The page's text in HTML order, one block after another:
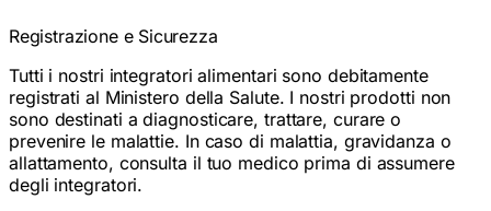
Registrazione e Sicurezza
Tutti i nostri integratori alimentari sono debitamente
registrati al Ministero della Salute. I nostri prodotti non
sono destinati a diagnosticare, trattare, curare o
prevenire le malattie. In caso di malattia, gravidanza o
allattamento, consulta il tuo medico prima di assumere
degli integratori.